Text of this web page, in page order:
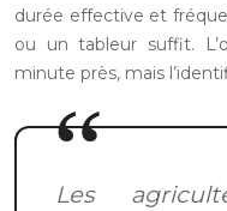
durée effective et
ou un tableur suffit.
minute près, mais
Les